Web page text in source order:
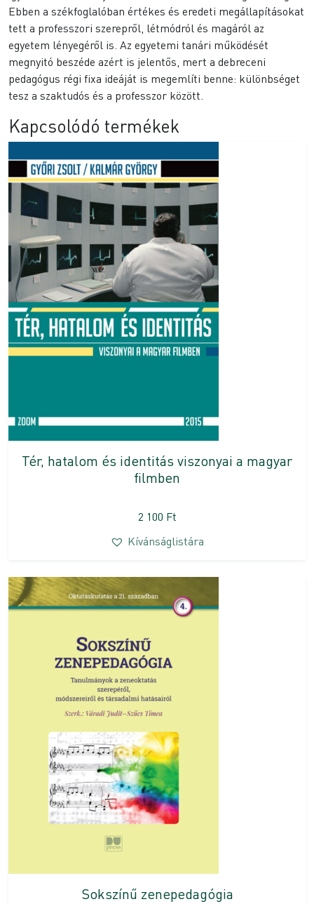
Ebben a székfoglalóban értékes és eredeti megállapításokat
tett a professzori szerepről, létmódról és magáról az
egyetem lényegéről is. Az egyetemi tanári működését
megnyitó beszéde azért is jelentős, mert a debreceni
pedagógus régi fixa ideáját is megemlíti benne: különbséget
tesz a szaktudós és a professzor között.
Kapcsolódó termékek
Tér, hatalom és identitás viszonyai a magyar
filmben
2 100 Ft
Kívánságlistára
Sokszínű zenepedagógia